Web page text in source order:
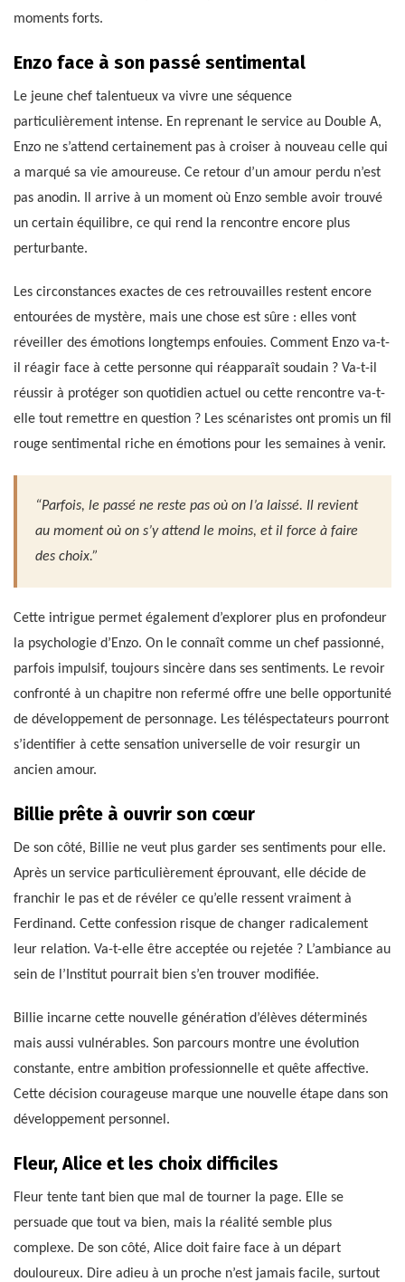
moments forts.
Enzo face à son passé sentimental
Le jeune chef talentueux va vivre une séquence
particulièrement intense. En reprenant le service au Double A,
Enzo ne s’attend certainement pas à croiser à nouveau celle qui
a marqué sa vie amoureuse. Ce retour d’un amour perdu n’est
pas anodin. Il arrive à un moment où Enzo semble avoir trouvé
un certain équilibre, ce qui rend la rencontre encore plus
perturbante.
Les circonstances exactes de ces retrouvailles restent encore
entourées de mystère, mais une chose est sûre : elles vont
réveiller des émotions longtemps enfouies. Comment Enzo va-t-
il réagir face à cette personne qui réapparaît soudain ? Va-t-il
réussir à protéger son quotidien actuel ou cette rencontre va-t-
elle tout remettre en question ? Les scénaristes ont promis un fil
rouge sentimental riche en émotions pour les semaines à venir.
“Parfois, le passé ne reste pas où on l’a laissé. Il revient
au moment où on s’y attend le moins, et il force à faire
des choix.”
Cette intrigue permet également d’explorer plus en profondeur
la psychologie d’Enzo. On le connaît comme un chef passionné,
parfois impulsif, toujours sincère dans ses sentiments. Le revoir
confronté à un chapitre non refermé offre une belle opportunité
de développement de personnage. Les téléspectateurs pourront
s’identifier à cette sensation universelle de voir resurgir un
ancien amour.
Billie prête à ouvrir son cœur
De son côté, Billie ne veut plus garder ses sentiments pour elle.
Après un service particulièrement éprouvant, elle décide de
franchir le pas et de révéler ce qu’elle ressent vraiment à
Ferdinand. Cette confession risque de changer radicalement
leur relation. Va-t-elle être acceptée ou rejetée ? L’ambiance au
sein de l’Institut pourrait bien s’en trouver modifiée.
Billie incarne cette nouvelle génération d’élèves déterminés
mais aussi vulnérables. Son parcours montre une évolution
constante, entre ambition professionnelle et quête affective.
Cette décision courageuse marque une nouvelle étape dans son
développement personnel.
Fleur, Alice et les choix difficiles
Fleur tente tant bien que mal de tourner la page. Elle se
persuade que tout va bien, mais la réalité semble plus
complexe. De son côté, Alice doit faire face à un départ
douloureux. Dire adieu à un proche n’est jamais facile, surtout